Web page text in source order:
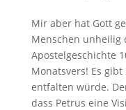
Mir aber hat Gott
Menschen unheilig
Apostelgeschichte
Monatsvers! Es
entfalten würde.
dass Petrus eine